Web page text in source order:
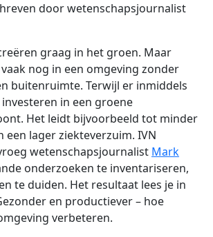
door wetenschapsjournalist
graag in het groen. Maar
nog in een omgeving zonder
buitenruimte. Terwijl er inmiddels
in een groene
Het leidt bijvoorbeeld tot minder
een lager ziekteverzuim. IVN
wetenschapsjournalist Mark
onderzoeken te inventariseren,
te duiden. Het resultaat lees je in
en productiever – hoe
verbeteren.